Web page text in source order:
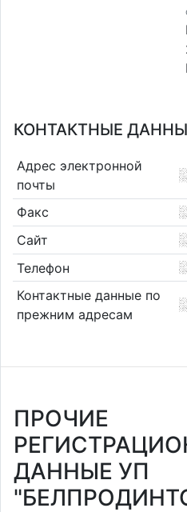
КОНТАКТНЫЕ
Адрес электронной
почты
Факс
Сайт
Телефон
Контактные данные по
прежним адресам
ПРОЧИЕ
ДАННЫЕ УП